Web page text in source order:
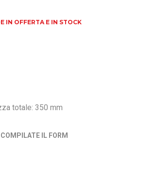
IN OFFERTA E IN STOCK
totale: 350 mm
IL FORM